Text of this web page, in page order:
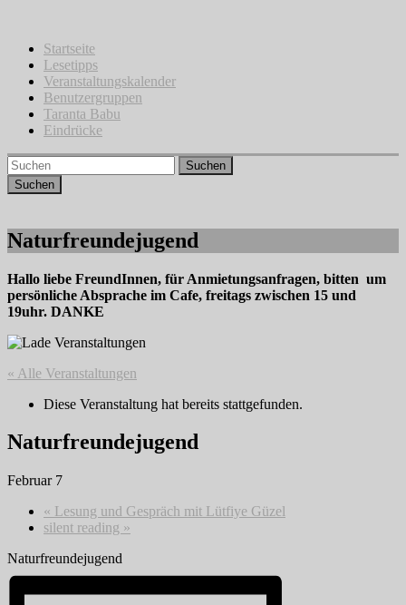
springenStartseite
Lesetipps
Veranstaltungskalender
Benutzergruppen
Taranta Babu
Eindrücke
Suchen
Naturfreundejugend
Hallo liebe FreundInnen, für Anmietungsanfragen, bitten um
persönliche Absprache im Cafe, freitags zwischen 15 und
19uhr. DANKE
« Alle Veranstaltungen
Diese Veranstaltung hat bereits stattgefunden.
Naturfreundejugend
Februar 7
« Lesung und Gespräch mit Lütfiye Güzel
silent reading »
Naturfreundejugend